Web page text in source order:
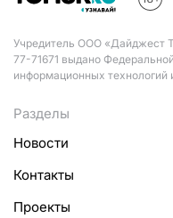
Учредитель ООО
77-71671 выдано
информационных технологий
Разделы
Новости
Контакты
Проекты